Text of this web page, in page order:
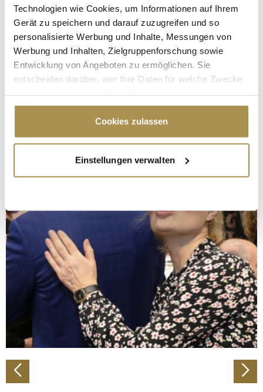
Technologien wie Cookies, um Informationen auf Ihrem
Gerät zu speichern und darauf zuzugreifen und so
personalisierte Werbung und Inhalte, Messungen von
Werbung und Inhalten, Zielgruppenforschung sowie
Entwicklung von Angeboten zu ermöglichen. Sie
entscheiden darüber, wer Ihre Daten für welche Zwecke
Cookie-Erklärung oder durch Klicken auf das Privacy
Trigger Symbol ändern oder widerrufen
Informationen über Ihre geografische Lage
erfassen, welche bis auf einige Meter genau sein
bestimmten Merkmalen (Fingerprinting) identifizieren
Erfahren Sie mehr darüber, wie Ihre persönlichen Daten
verarbeitet werden, und legen Sie Ihre Präferenzen im
Abschnitt Einzelheiten
Wir verwenden Cookies, um Inhalte und Anzeigen zu
personalisieren, Funktionen für soziale Medien anbieten
zu können und die Zugriffe auf unsere Website zu
analysieren. Außerdem geben wir Informationen zu Ihrer
Verwendung unserer Website an unsere Partner für
soziale Medien, Werbung und Analysen weiter. Unsere
Partner führen diese Informationen möglicherweise mit
Cookies zulassen
Einstellungen verwalten